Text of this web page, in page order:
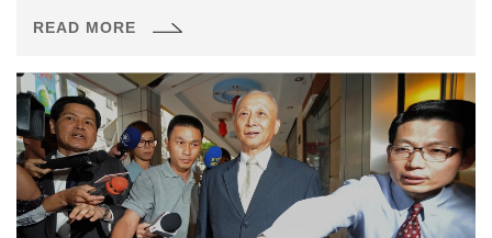
不是在賠償受冤的人民嗎？
READ MORE